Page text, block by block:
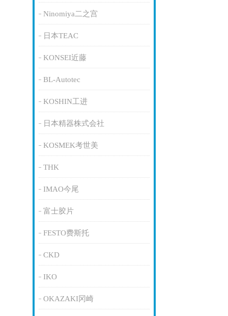
Ninomiya二之宫
日本TEAC
KONSEI近藤
BL-Autotec
KOSHIN工进
日本精器株式会社
KOSMEK考世美
THK
IMAO今尾
富士胶片
FESTO费斯托
CKD
IKO
OKAZAKI冈崎